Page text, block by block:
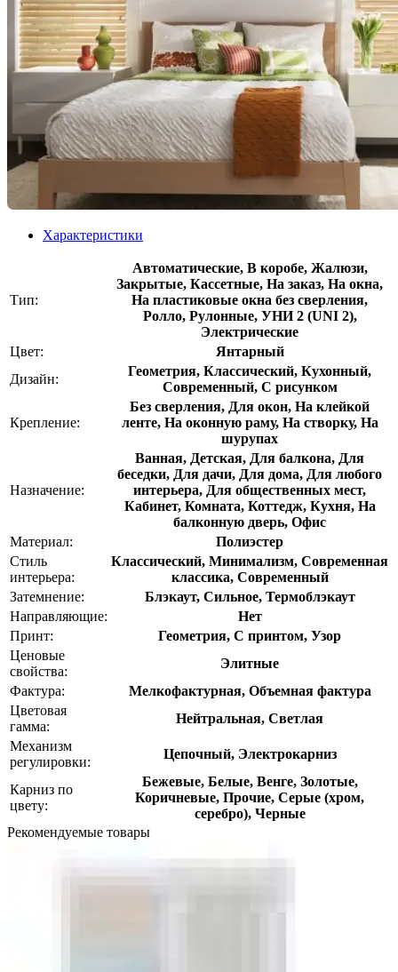
Характеристики
Тип:
Автоматические, В коробе, Жалюзи,
Закрытые, Кассетные, На заказ, На окна,
На пластиковые окна без сверления,
Ролло, Рулонные, УНИ 2 (UNI 2),
Электрические
Цвет:
Янтарный
Дизайн:
Геометрия, Классический, Кухонный,
Современный, С рисунком
Крепление:
Без сверления, Для окон, На клейкой
ленте, На оконную раму, На створку, На
шурупах
Назначение:
Ванная, Детская, Для балкона, Для
беседки, Для дачи, Для дома, Для любого
интерьера, Для общественных мест,
Кабинет, Комната, Коттедж, Кухня, На
балконную дверь, Офис
Материал:
Полиэстер
Стиль
интерьера:
Классический, Минимализм, Современная
классика, Современный
Затемнение:
Блэкаут, Сильное, Термоблэкаут
Направляющие:
Нет
Принт:
Геометрия, С принтом, Узор
Ценовые
свойства:
Элитные
Фактура:
Мелкофактурная, Объемная фактура
Цветовая
гамма:
Нейтральная, Светлая
Механизм
регулировки:
Цепочный, Электрокарниз
Карниз по
цвету:
Бежевые, Белые, Венге, Золотые,
Коричневые, Прочие, Серые (хром,
серебро), Черные
Рекомендуемые товары